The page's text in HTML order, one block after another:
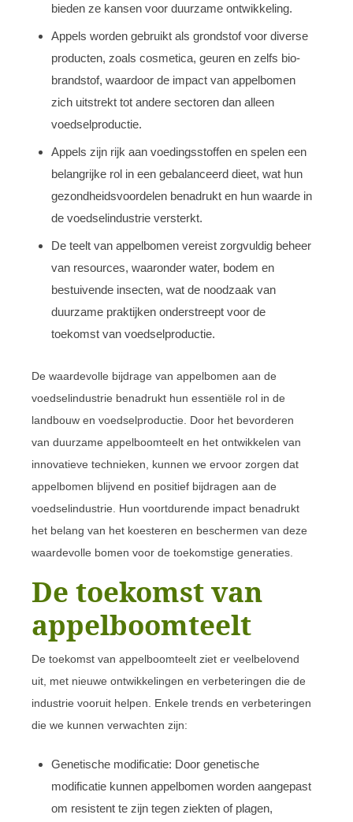
bieden ze kansen voor duurzame ontwikkeling.
Appels worden gebruikt als grondstof voor diverse
producten, zoals cosmetica, geuren en zelfs bio-
brandstof, waardoor de impact van appelbomen
zich uitstrekt tot andere sectoren dan alleen
voedselproductie.
Appels zijn rijk aan voedingsstoffen en spelen een
belangrijke rol in een gebalanceerd dieet, wat hun
gezondheidsvoordelen benadrukt en hun waarde in
de voedselindustrie versterkt.
De teelt van appelbomen vereist zorgvuldig beheer
van resources, waaronder water, bodem en
bestuivende insecten, wat de noodzaak van
duurzame praktijken onderstreept voor de
toekomst van voedselproductie.
De waardevolle bijdrage van appelbomen aan de
voedselindustrie benadrukt hun essentiële rol in de
landbouw en voedselproductie. Door het bevorderen
van duurzame appelboomteelt en het ontwikkelen van
innovatieve technieken, kunnen we ervoor zorgen dat
appelbomen blijvend en positief bijdragen aan de
voedselindustrie. Hun voortdurende impact benadrukt
het belang van het koesteren en beschermen van deze
waardevolle bomen voor de toekomstige generaties.
De toekomst van
appelboomteelt
De toekomst van appelboomteelt ziet er veelbelovend
uit, met nieuwe ontwikkelingen en verbeteringen die de
industrie vooruit helpen. Enkele trends en verbeteringen
die we kunnen verwachten zijn:
Genetische modificatie: Door genetische
modificatie kunnen appelbomen worden aangepast
om resistent te zijn tegen ziekten of plagen,